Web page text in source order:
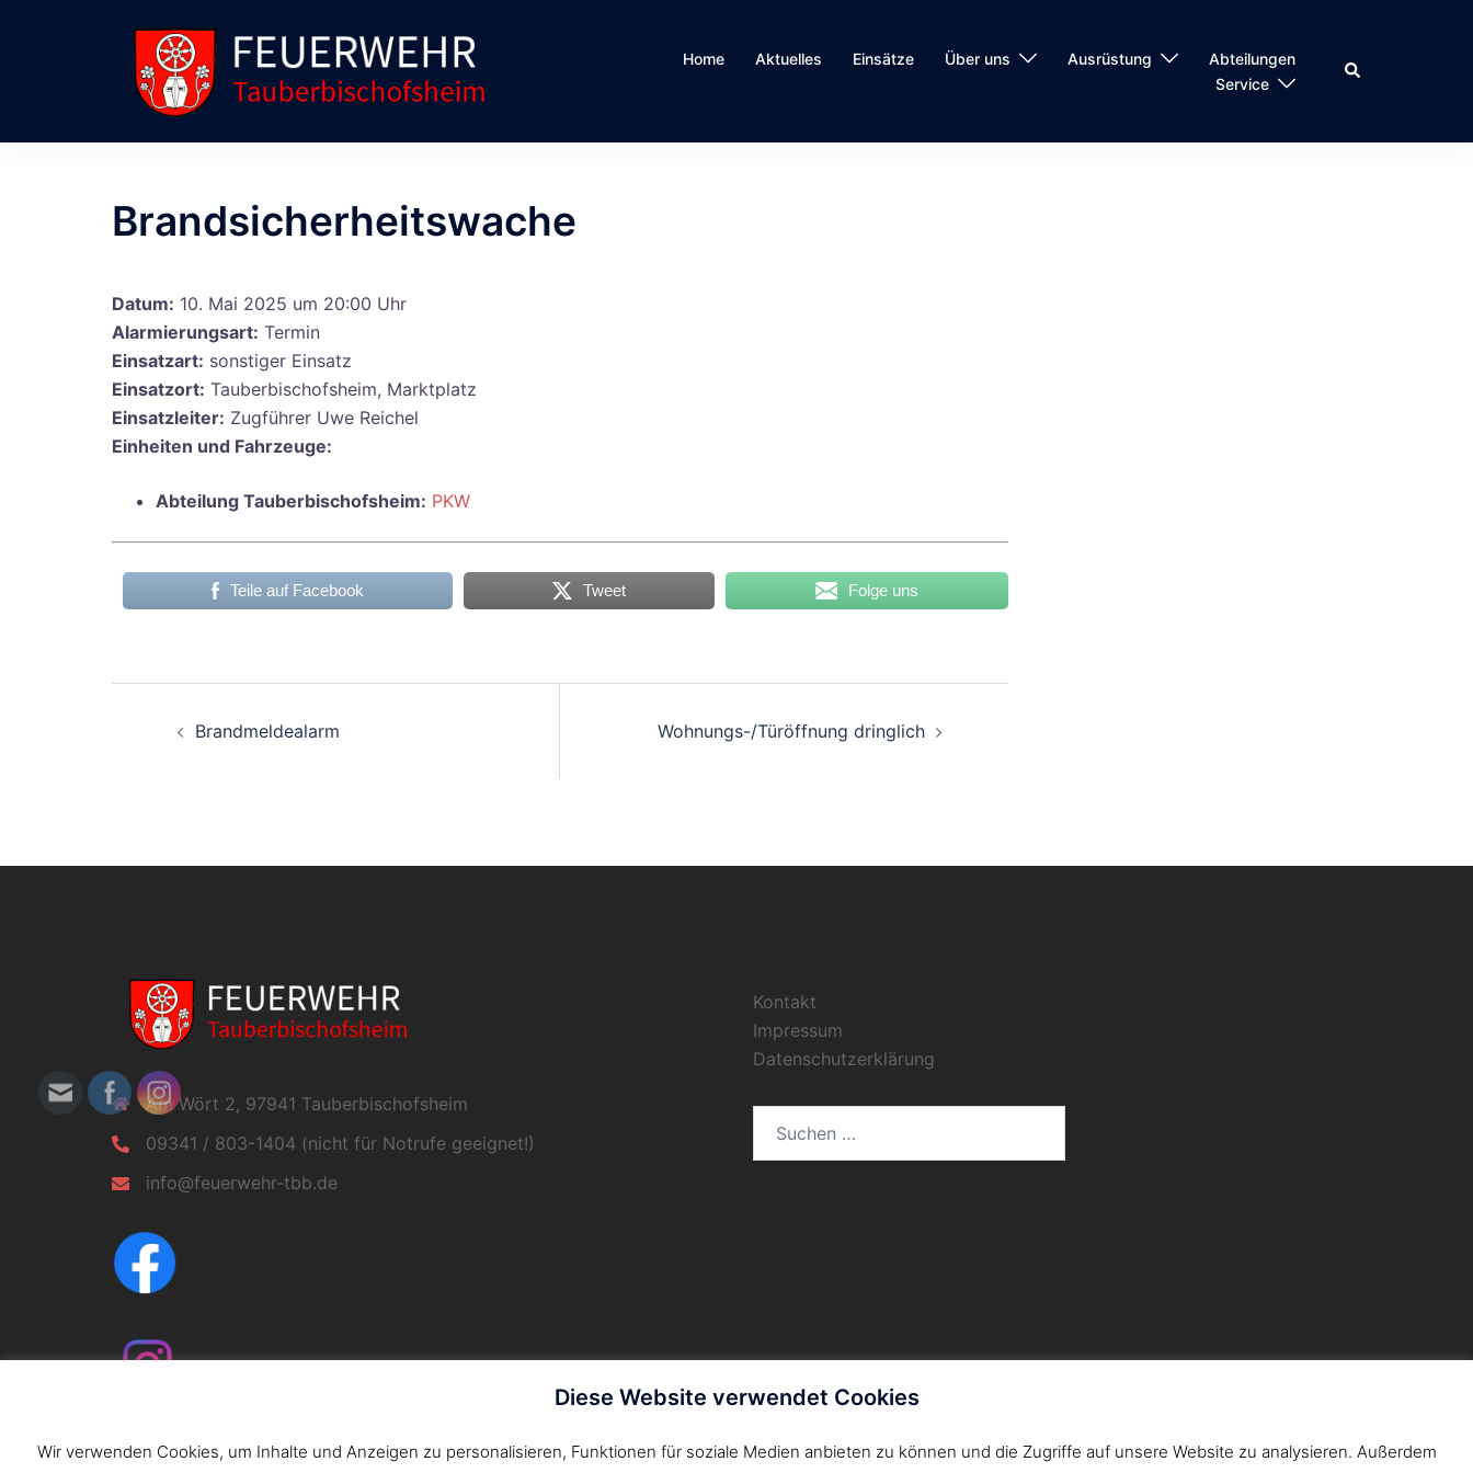
Home Aktuelles Einsätze Über uns Ausrüstung
Abteilungen
Service
Suche
Brandsicherheitswache
Datum: 10. Mai 2025 um 20:00 Uhr
Alarmierungsart: Termin
Einsatzart: sonstiger Einsatz
Einsatzort: Tauberbischofsheim, Marktplatz
Einsatzleiter: Zugführer Uwe Reichel
Einheiten und Fahrzeuge:
Abteilung Tauberbischofsheim: PKW
Teile auf Facebook Tweet Folge uns
Brandmeldealarm Wohnungs-/Türöffnung dringlich
Am Wört 2, 97941 Tauberbischofsheim
09341 / 803-1404 (nicht für Notrufe geeignet!)
info@feuerwehr-tbb.de
Kontakt
Impressum
Datenschutzerklärung
nach:
Diese Website verwendet Cookies
Wir verwenden Cookies, um Inhalte und Anzeigen zu personalisieren, Funktionen für soziale Medien anbieten zu können und die Zugriffe auf unsere Website zu analysieren. Außerdem